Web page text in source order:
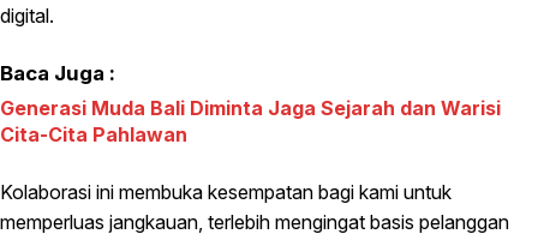
digital.
Baca Juga :
Generasi Muda Bali Diminta Jaga Sejarah dan Warisi
Cita-Cita Pahlawan
Kolaborasi ini membuka kesempatan bagi kami untuk
memperluas jangkauan, terlebih mengingat basis pelanggan